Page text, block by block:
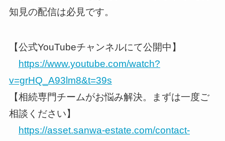
知見の配信は必見です。
【公式YouTubeチャンネルにて公開中】
https://www.youtube.com/watch?
v=grHQ_A93lm8&t=39s
【相続専門チームがお悩み解決。まずは一度ご
相談ください】
https://asset.sanwa-estate.com/contact-